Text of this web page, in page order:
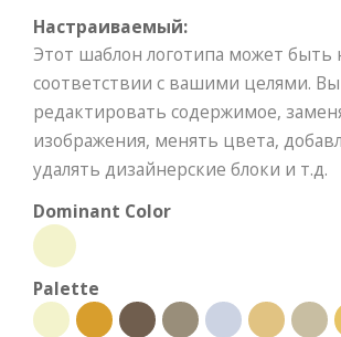
Настраиваемый:
Этот шаблон логотипа может быть
соответствии с вашими целями.
редактировать содержимое,
изображения, менять цвета,
удалять дизайнерские блоки и т.д.
Dominant Color
Palette